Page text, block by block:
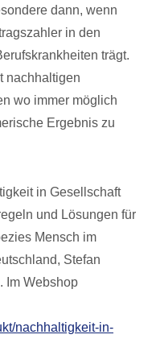
dann, wenn
in den
trägt.
nachhaltigen
wo immer möglich
Ergebnis zu
in Gesellschaft
und Lösungen für
Mensch im
Stefan
Im Webshop
nachhaltigkeit-in-